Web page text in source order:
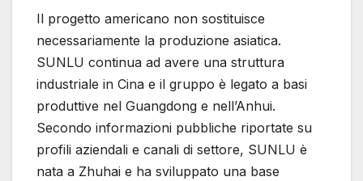
Il progetto americano non sostituisce
necessariamente la produzione asiatica.
SUNLU continua ad avere una struttura
industriale in Cina e il gruppo è legato a basi
produttive nel Guangdong e nell’Anhui.
Secondo informazioni pubbliche riportate su
profili aziendali e canali di settore, SUNLU è
nata a Zhuhai e ha sviluppato una base